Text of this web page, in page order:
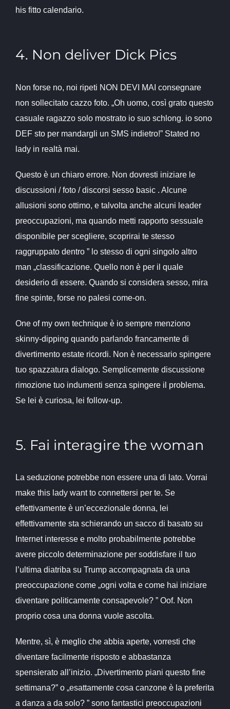
his fitto calendario.
4. Non deliver Dick Pics
Non forse no, noi ripeti NON DEVI MAI consegnare
non sollecitato cazzo foto. „Oh uomo, così grato questo
casuale ragazzo solo mostrato io suo schlong. io sono
DEF sto per mandargli un SMS indietro!” Stated no
lady in realtà mai.
Questo è un chiaro errore. Non dovresti iniziare le
discussioni / foto / discorsi sesso basic . Alcune
allusioni sono ottimo, e talvolta anche alcuni leader
preoccupazioni, ma quando metti rapporto sessuale
disponibile per scegliere, scoprirai te stesso
raggruppato dentro ” lo stesso di ogni singolo altro
man „classificazione. Quello non è per il quale
desiderio di essere. Quando si considera sesso, mira
fine spinte, forse no palesi come-on.
One of my own technique è io sempre menziono
skinny-dipping quando parlando francamente di
divertimento estate ricordi. Non è necessario spingere
tuo spazzatura dialogo. Semplicemente discussione
rimozione tuo indumenti senza spingere il problema.
Se lei è curiosa, lei follow-up.
5. Fai interagire the woman
La seduzione potrebbe non essere una di lato. Vorrai
make this lady want to connettersi per te. Se
effettivamente è un’eccezionale donna, lei
effettivamente sta schierando un sacco di basato su
Internet interesse e molto probabilmente potrebbe
avere piccolo determinazione per soddisfare il tuo
l’ultima diatriba su Trump accompagnata da una
preoccupazione come „ogni volta e come hai iniziare
diventare politicamente consapevole? ” Oof. Non
proprio cosa una donna vuole ascolta.
Mentre, sì, è meglio che abbia aperte, vorresti che
diventare facilmente risposto e abbastanza
spensierato all’inizio. „Divertimento piani questo fine
settimana?” o „esattamente cosa canzone è la preferita
a danza a da solo? ” sono fantastici preoccupazioni